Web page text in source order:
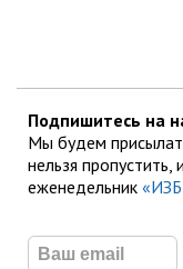
Подпишитесь на
Мы будем
нельзя
еженедельник